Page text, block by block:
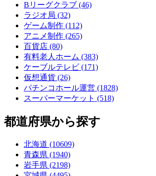
Bリーグクラブ (46)
ラジオ局 (32)
ゲーム制作 (112)
アニメ制作 (265)
百貨店 (80)
有料老人ホーム (383)
ケーブルテレビ (171)
仮想通貨 (26)
パチンコホール運営 (1828)
スーパーマーケット (518)
都道府県から探す
北海道 (10609)
青森県 (1940)
岩手県 (2198)